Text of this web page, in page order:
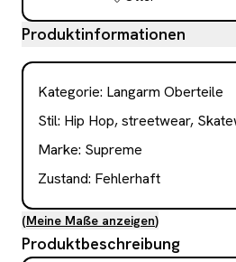
Produktinformationen
Kategorie: Langarm Oberteile
Stil: Hip Hop, streetwear,
Marke: Supreme
Zustand: Fehlerhaft
(Meine Maße anzeigen)
Produktbeschreibung